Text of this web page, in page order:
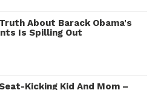
About Barack Obama's
Is Spilling Out
Kicking Kid And Mom –